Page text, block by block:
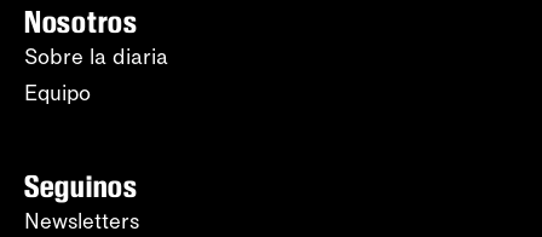
Nosotros
Sobre la diaria
Equipo
Seguinos
Newsletters